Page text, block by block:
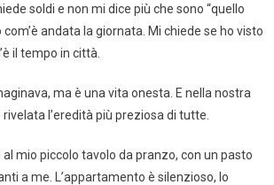
soldi e non mi dice più che sono “quello
andata la giornata. Mi chiede se ho visto
il tempo in città.
ma è una vita onesta. E nella nostra
l’eredità più preziosa di tutte.
mio piccolo tavolo da pranzo, con un pasto
a me. L’appartamento è silenzioso, lo